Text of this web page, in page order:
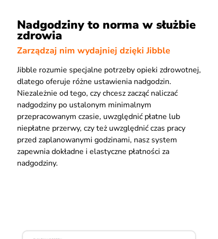
Nadgodziny to norma w służbie
zdrowia
Zarządzaj nim wydajniej dzięki Jibble
Jibble rozumie specjalne potrzeby opieki zdrowotnej,
dlatego oferuje różne ustawienia nadgodzin.
Niezależnie od tego, czy chcesz zacząć naliczać
nadgodziny po ustalonym minimalnym
przepracowanym czasie, uwzględnić płatne lub
niepłatne przerwy, czy też uwzględnić czas pracy
przed zaplanowanymi godzinami, nasz system
zapewnia dokładne i elastyczne płatności za
nadgodziny.